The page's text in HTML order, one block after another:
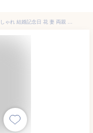
プリザーブドフラワー 祝電 電報 結婚式 おしゃれ 結婚記念日 花 妻 両親 誕生日 母の日 お返し 送別会 定年 退職 退職祝い 男性 プレゼント 女性 上司 古希 喜寿 米寿 還暦 お祝い 結婚祝い 20代 30代 40代 50代 70代 80代 77歳 定年退職 プレゼント ギフト ボックス